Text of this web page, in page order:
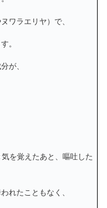
ワラエリヤ）で、
。
が、
を覚えたあと、嘔吐した
れたこともなく、